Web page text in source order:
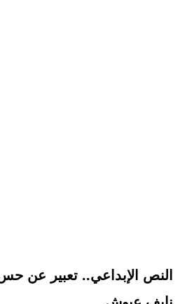
النص الإبداعي.. تعبير عن